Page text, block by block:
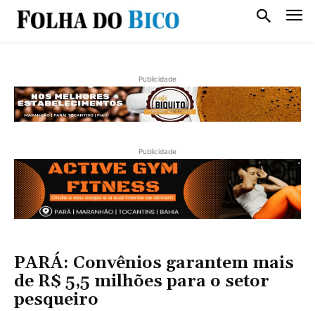
Publicidade
Publicidade
PARÁ: Convênios garantem mais
de R$ 5,5 milhões para o setor
pesqueiro